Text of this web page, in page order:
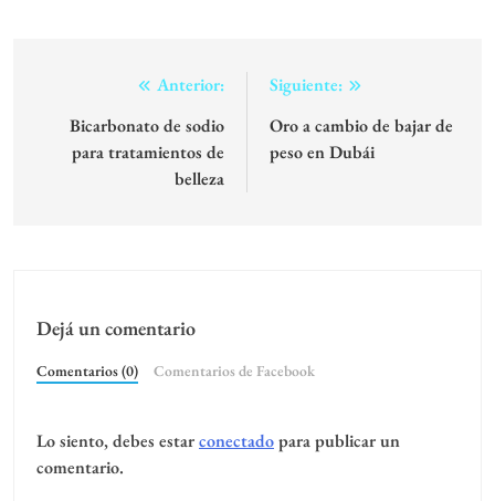
Navegación
entradas
Anterior:
Bicarbonato de sodio
para tratamientos de
belleza
Siguiente:
Oro a cambio de bajar de
peso en Dubái
Dejá un comentario
Comentarios (0) Comentarios de Facebook
Lo siento, debes estarconectadopara publicar un
comentario.